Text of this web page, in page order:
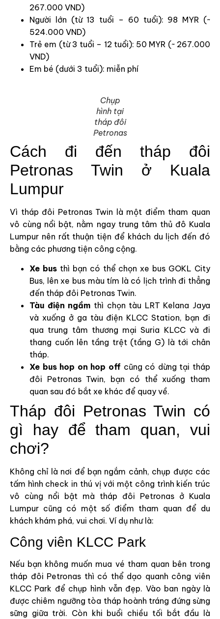
267.000 VND)
Người lớn (từ 13 tuổi – 60 tuổi): 98 MYR (~
524.000 VND)
Trẻ em (từ 3 tuổi – 12 tuổi): 50 MYR (~ 267.000
VND)
Em bé (dưới 3 tuổi): miễn phí
Chụp
hình tại
tháp đôi
Petronas
Cách đi đến tháp đôi
Petronas Twin ở Kuala
Lumpur
Vì tháp đôi Petronas Twin là một điểm tham quan
vô cùng nổi bật, nằm ngay trung tâm thủ đô Kuala
Lumpur nên rất thuận tiện để khách du lịch đến đó
bằng các phương tiện công cộng.
Xe busthì bạn có thể chọn xe bus GOKL City
Bus, lên xe bus màu tím là có lịch trình đi thẳng
đến tháp đôi Petronas Twin.
Tàu điện ngầm thì chọn tàu LRT Kelana Jaya
và xuống ở ga tàu điện KLCC Station, bạn đi
qua trung tâm thương mại Suria KLCC và đi
thang cuốn lên tầng trệt (tầng G) là tới chân
tháp.
Xe bus hop on hop off cũng có dừng tại tháp
đôi Petronas Twin, bạn có thể xuống tham
quan sau đó bắt xe khác để quay về.
Tháp đôi Petronas Twin có
gì hay để tham quan, vui
chơi?
Không chỉ là nơi để bạn ngắm cảnh, chụp được các
tấm hình check in thú vị với một công trình kiến trúc
vô cùng nổi bật mà tháp đôi Petronas ở Kuala
Lumpur cũng có một số điểm tham quan để du
khách khám phá, vui chơi. Ví dụ như là:
Công viên KLCC Park
Nếu bạn không muốn mua vé tham quan bên trong
tháp đôi Petronas thì có thể dạo quanh công viên
KLCC Park để chụp hình vẫn đẹp. Vào ban ngày là
được chiêm ngưỡng tòa tháp hoành tráng đứng sừng
sững giữa trời. Còn khi buổi chiều tối bắt đầu là